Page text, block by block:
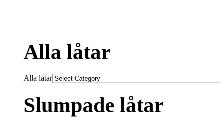
Alla låtar
Alla låtar
Slumpade låtar